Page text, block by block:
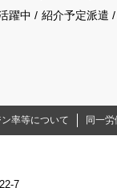
躍中 紹介予定派遣
率等について 同一
7